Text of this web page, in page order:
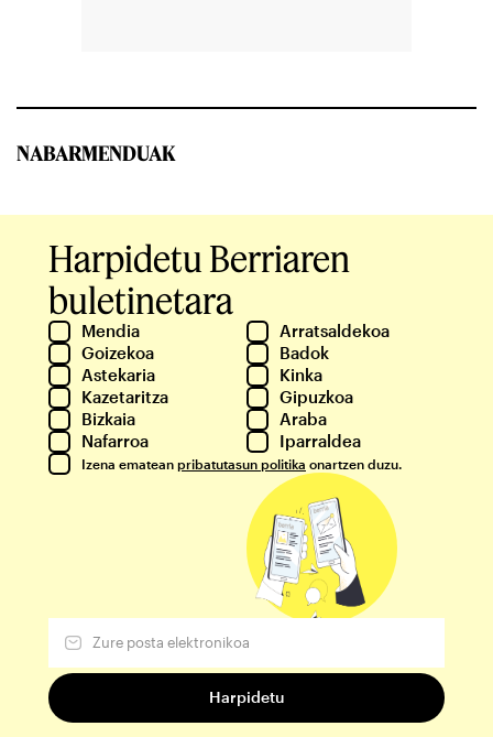
NABARMENDUAK
Harpidetu Berriaren
buletinetara
Mendia
Arratsaldekoa
Goizekoa
Badok
Astekaria
Kinka
Kazetaritza
Gipuzkoa
Bizkaia
Araba
Nafarroa
Iparraldea
Izena ematean pribatutasun politika onartzen duzu.